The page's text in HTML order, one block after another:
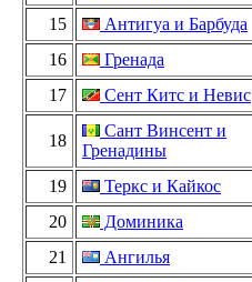
15
Антигуа и Барбуда
16
Гренада
17
Сент Китс и Невис
18
Сант Винсент и
Гренадины
19 Теркс и Кайкос
20
Доминика
21
Ангилья